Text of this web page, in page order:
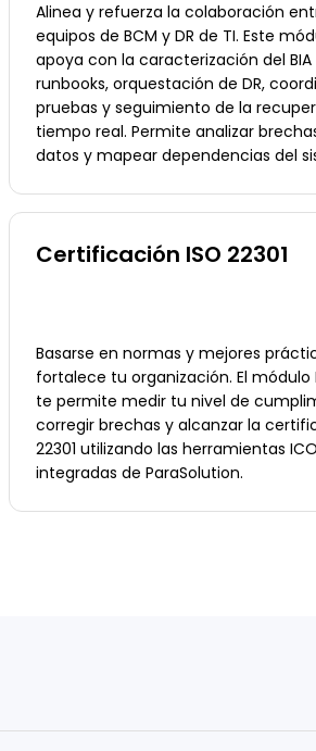
Alinea y refuerza la colaboración
equipos de BCM y DR de TI. Este
apoya con la caracterización del BIA
runbooks, orquestación de DR,
pruebas y seguimiento de la
tiempo real. Permite analizar
datos y mapear dependencias del
Certificación ISO 22301
Basarse en normas y mejores
fortalece tu organización. El módulo
te permite medir tu nivel de
corregir brechas y alcanzar la
22301 utilizando las herramientas
integradas de ParaSolution.